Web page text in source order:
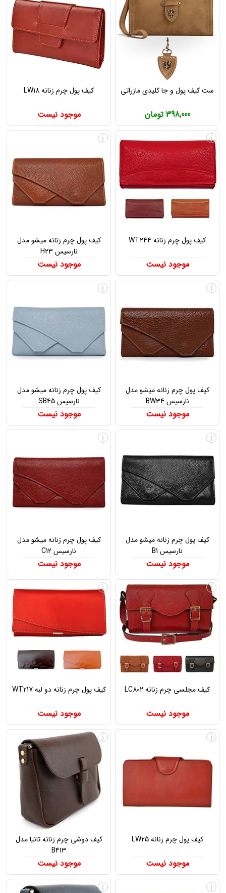
ست کیف پول و جا کلیدی مازراتی
398,000 تومان
کیف پول چرم زنانه LW18
موجود نیست
کیف پول چرم زنانه WT244
موجود نیست
i
کیف پول چرم زنانه میشو مدل
نارسیس H23
موجود نیست
i
کیف پول چرم زنانه میشو مدل
نارسیس BW34
موجود نیست
i
کیف پول چرم زنانه میشو مدل
نارسیس SB45
موجود نیست
i
کیف پول چرم زنانه میشو مدل
نارسیس B1
موجود نیست
i
کیف پول چرم زنانه میشو مدل
نارسیس C12
موجود نیست
i
کیف مجلسی چرم زنانه LC802
موجود نیست
i
کیف پول چرم زنانه دو لبه WT217
موجود نیست
i
کیف پول چرم زنانه LW25
موجود نیست
i
کیف دوشی چرم زنانه تانیا مدل
B413
موجود نیست
i
i
i